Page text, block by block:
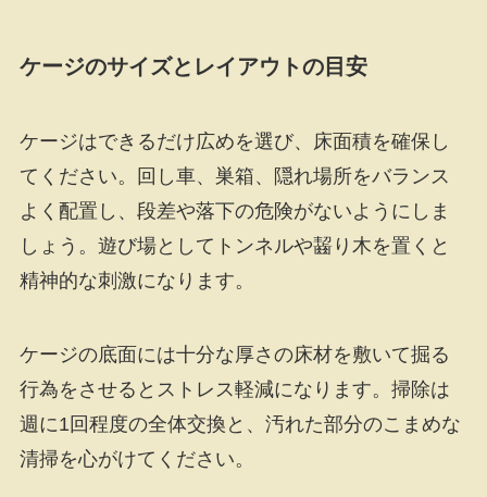
ケージのサイズとレイアウトの目安
ケージはできるだけ広めを選び、床面積を確保し
てください。回し車、巣箱、隠れ場所をバランス
よく配置し、段差や落下の危険がないようにしま
しょう。遊び場としてトンネルや齧り木を置くと
精神的な刺激になります。
ケージの底面には十分な厚さの床材を敷いて掘る
行為をさせるとストレス軽減になります。掃除は
週に1回程度の全体交換と、汚れた部分のこまめな
清掃を心がけてください。